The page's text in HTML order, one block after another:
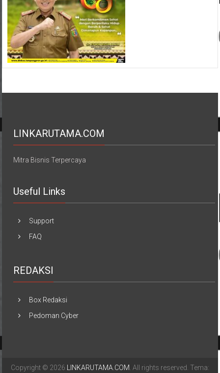
LINKARUTAMA.COM
Mitra Bisnis Terpercaya
Useful Links
Support
FAQ
REDAKSI
Box Redaksi
Pedoman Cyber
Copyright © 2026 LINKARUTAMA.COM . All rights reserved. Tema: